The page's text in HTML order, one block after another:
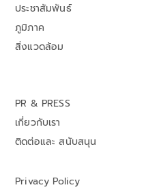
ประชาสัมพันธ์
ภูมิภาค
สิ่งแวดล้อม
PR & PRESS
เกี่ยวกับเรา
ติดต่อและ สนับสนุน
Privacy Policy